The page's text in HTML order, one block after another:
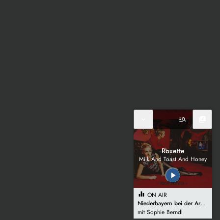
manage_search
Roxette
Milk And Toast And Honey
play_arrow
equalizer ON AIR
Niederbayern bei der Arbeit
mit Sophie Berndl